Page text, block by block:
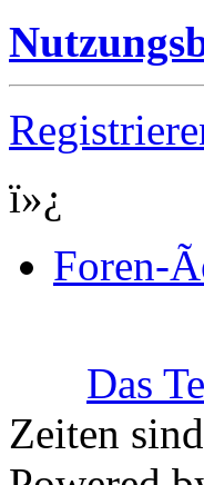
ï»¿
Foren-
Das
Zeiten